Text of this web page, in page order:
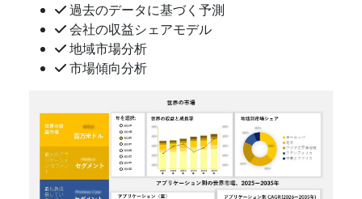
過去のデータに基づく予測
会社の収益シェアモデル
地域市場分析
市場傾向分析